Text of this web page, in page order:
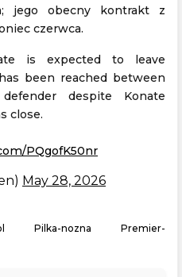
jego obecny kontrakt z
czerwca.
is expected to leave
been reached between
despite Konate
close.
PQgofK50nr
May 28, 2026
Pilka-nozna
Premier-